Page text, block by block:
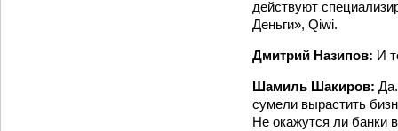
действуют
Деньги», Qiwi.
Дмитрий Назипов: И
Шамиль Шакиров:
сумели вырастить
Не окажутся ли банки